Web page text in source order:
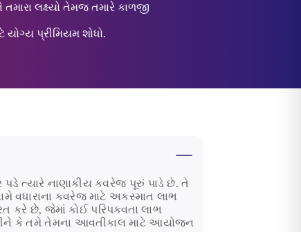
લક્ષ્યો તેમજ તમારે કાળજી
પ્રીમિયમ શોધો.
ત્યારે નાણાકીય કવરેજ પૂરું પાડે છે. તે
વધારાના કવરેજ માટે અકસ્માત લાભ
કરે છે, જેમાં કોઈ પરિપક્વતા લાભ
કે તમે તેમના આવતીકાલ માટે આયોજન